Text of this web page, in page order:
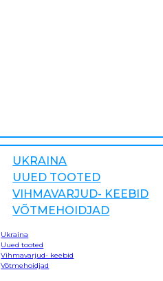
UKRAINA
UUED TOOTED
VIHMAVARJUD- KEEBID
VÕTMEHOIDJAD
Ukraina
Uued tooted
Vihmavarjud- keebid
Võtmehoidjad